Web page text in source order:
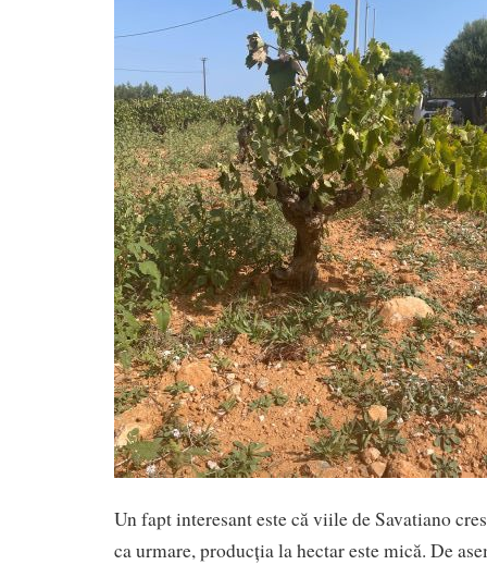
Un fapt interesant este că viile de Savatiano
ca urmare, producția la hectar este mică. De